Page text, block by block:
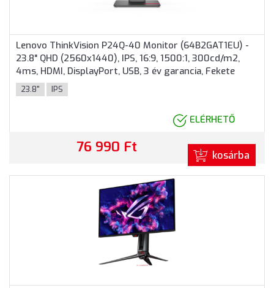
Lenovo ThinkVision P24Q-40 Monitor (64B2GAT1EU) -
23.8" QHD (2560x1440), IPS, 16:9, 1500:1, 300cd/m2,
4ms, HDMI, DisplayPort, USB, 3 év garancia, Fekete
színben
23.8" IPS
ELÉRHETŐ
76 990 Ft kosárba